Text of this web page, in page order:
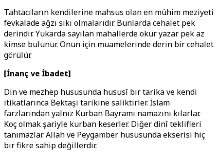
Tahtacıların kendilerine mahsus olan en mühim meziyeti
fevkalade ağzı sıkı olmalarıdır. Bunlarda cehalet pek
derindir. Yukarda sayılan mahallerde okur yazar pek az
kimse bulunur. Onun için muamelerinde derin bir cehalet
görülür.
[İnanç ve İbadet]
Din ve mezhep hususunda hususî bir tarika ve kendi
itikatlarınca Bektaşi tarikine saliktirler. İslam
farzlarından yalnız Kurban Bayramı namazını kılarlar.
Koç olmak şariyle kurban keserler. Diğer dinî teklifleri
tanımazlar. Allah ve Peygamber hususunda ekserisi hiç
bir fikre sahip değillerdir.